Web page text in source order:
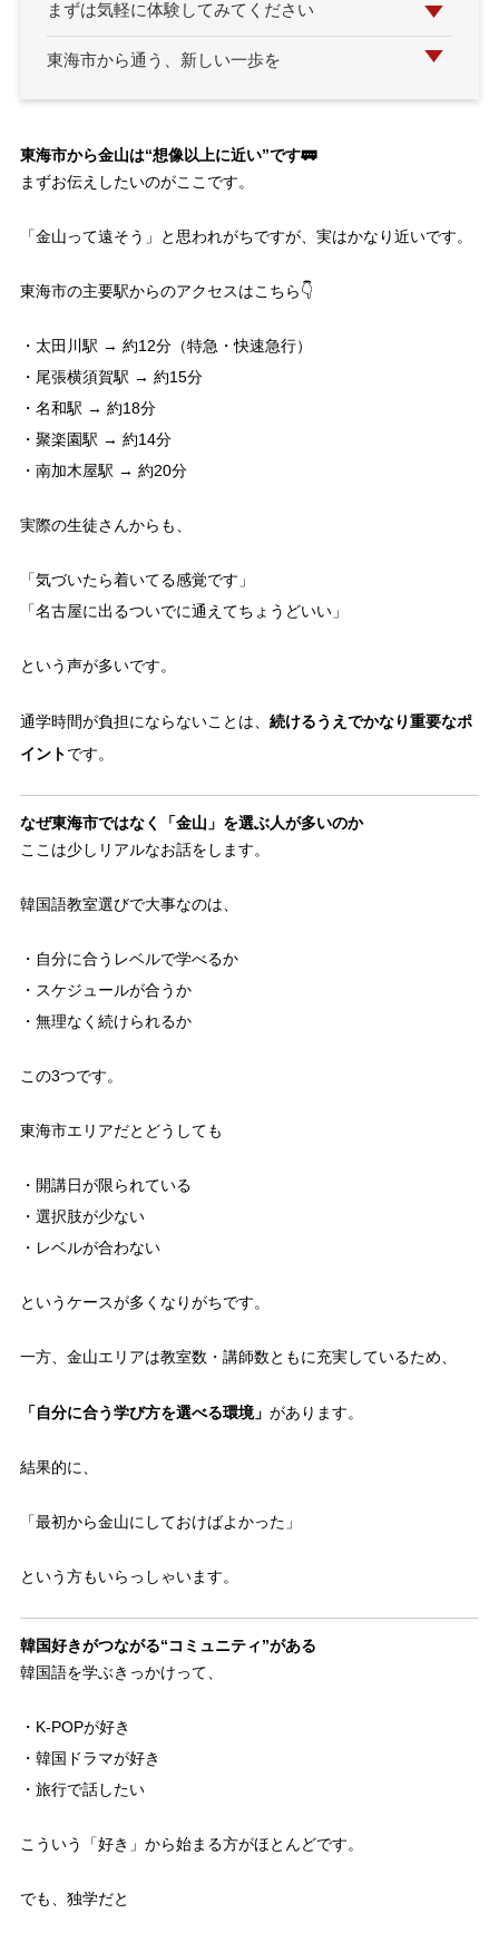
まずは気軽に体験してみてください
東海市から通う、新しい一歩を
東海市から金山は“想像以上に近い”です🚃
まずお伝えしたいのがここです。
「金山って遠そう」と思われがちですが、実はかなり近いです。
東海市の主要駅からのアクセスはこちら👇
・太田川駅 → 約12分（特急・快速急行）
・尾張横須賀駅 → 約15分
・名和駅 → 約18分
・聚楽園駅 → 約14分
・南加木屋駅 → 約20分
実際の生徒さんからも、
「気づいたら着いてる感覚です」
「名古屋に出るついでに通えてちょうどいい」
という声が多いです。
通学時間が負担にならないことは、 続けるうえでかなり重要なポ
イント です。
なぜ東海市ではなく「金山」を選ぶ人が多いのか
ここは少しリアルなお話をします。
韓国語教室選びで大事なのは、
・自分に合うレベルで学べるか
・スケジュールが合うか
・無理なく続けられるか
この3つです。
東海市エリアだとどうしても
・開講日が限られている
・選択肢が少ない
・レベルが合わない
というケースが多くなりがちです。
一方、金山エリアは教室数・講師数ともに充実しているため、
「自分に合う学び方を選べる環境」 があります。
結果的に、
「最初から金山にしておけばよかった」
という方もいらっしゃいます。
韓国好きがつながる“コミュニティ”がある
韓国語を学ぶきっかけって、
・K-POPが好き
・韓国ドラマが好き
・旅行で話したい
こういう「好き」から始まる方がほとんどです。
でも、独学だと